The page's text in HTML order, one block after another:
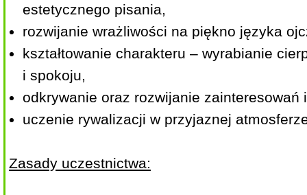
estetycznego pisania,
rozwijanie wrażliwości na piękno języka
kształtowanie charakteru – wyrabianie
i spokoju,
odkrywanie oraz rozwijanie zainteresowań
uczenie rywalizacji w przyjaznej
Zasady uczestnictwa: